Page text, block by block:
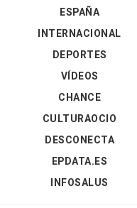
ESPAÑA
INTERNACIONAL
DEPORTES
VÍDEOS
CHANCE
CULTURAOCIO
DESCONECTA
EPDATA.ES
INFOSALUS